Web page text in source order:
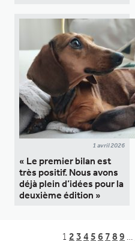
1 avril 2026
« Le premier bilan est
très positif. Nous avons
déjà plein d’idées pour la
deuxième édition »
1 2 3 4 5 6 7 8 9